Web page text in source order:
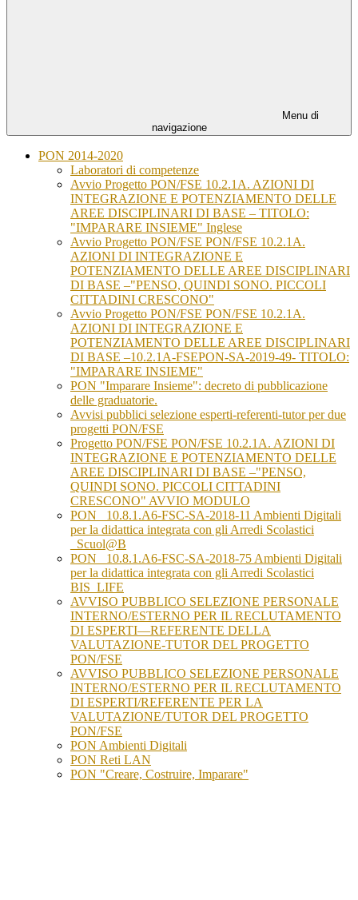
Menu di
navigazione
PON 2014-2020
Laboratori di competenze
Avvio Progetto PON/FSE 10.2.1A. AZIONI DI
INTEGRAZIONE E POTENZIAMENTO DELLE
AREE DISCIPLINARI DI BASE – TITOLO:
"IMPARARE INSIEME" Inglese
Avvio Progetto PON/FSE PON/FSE 10.2.1A.
AZIONI DI INTEGRAZIONE E
POTENZIAMENTO DELLE AREE DISCIPLINARI
DI BASE –"PENSO, QUINDI SONO. PICCOLI
CITTADINI CRESCONO"
Avvio Progetto PON/FSE PON/FSE 10.2.1A.
AZIONI DI INTEGRAZIONE E
POTENZIAMENTO DELLE AREE DISCIPLINARI
DI BASE –10.2.1A-FSEPON-SA-2019-49- TITOLO:
"IMPARARE INSIEME"
PON "Imparare Insieme": decreto di pubblicazione
delle graduatorie.
Avvisi pubblici selezione esperti-referenti-tutor per due
progetti PON/FSE
Progetto PON/FSE PON/FSE 10.2.1A. AZIONI DI
INTEGRAZIONE E POTENZIAMENTO DELLE
AREE DISCIPLINARI DI BASE –"PENSO,
QUINDI SONO. PICCOLI CITTADINI
CRESCONO" AVVIO MODULO
PON _10.8.1.A6-FSC-SA-2018-11 Ambienti Digitali
per la didattica integrata con gli Arredi Scolastici
_Scuol@B
PON _10.8.1.A6-FSC-SA-2018-75 Ambienti Digitali
per la didattica integrata con gli Arredi Scolastici
BIS_LIFE
AVVISO PUBBLICO SELEZIONE PERSONALE
INTERNO/ESTERNO PER IL RECLUTAMENTO
DI ESPERTI—REFERENTE DELLA
VALUTAZIONE-TUTOR DEL PROGETTO
PON/FSE
AVVISO PUBBLICO SELEZIONE PERSONALE
INTERNO/ESTERNO PER IL RECLUTAMENTO
DI ESPERTI/REFERENTE PER LA
VALUTAZIONE/TUTOR DEL PROGETTO
PON/FSE
PON Ambienti Digitali
PON Reti LAN
PON "Creare, Costruire, Imparare"